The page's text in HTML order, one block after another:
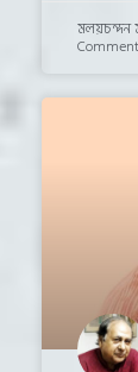
মলয়চন্দন